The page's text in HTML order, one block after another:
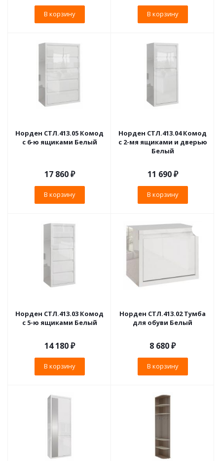
В корзину В корзину
Норден СТЛ.413.05 Комод
с 6-ю ящиками Белый
17 860₽
В корзину
Норден СТЛ.413.04 Комод
с 2-мя ящиками и дверью
Белый
11 690₽
В корзину
Норден СТЛ.413.03 Комод
с 5-ю ящиками Белый
14 180₽
В корзину
Норден СТЛ.413.02 Тумба
для обуви Белый
8 680₽
В корзину